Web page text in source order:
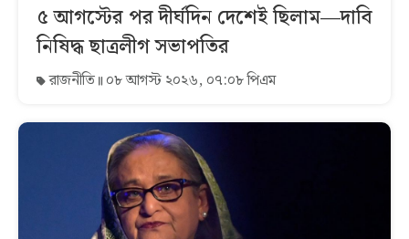
৫ আগস্টের পর দীর্ঘদিন দেশেই ছিলাম—দাবি
নিষিদ্ধ ছাত্রলীগ সভাপতির
রাজনীতি ০৮ আগস্ট ২০২৬, ০৭:০৮ পিএম